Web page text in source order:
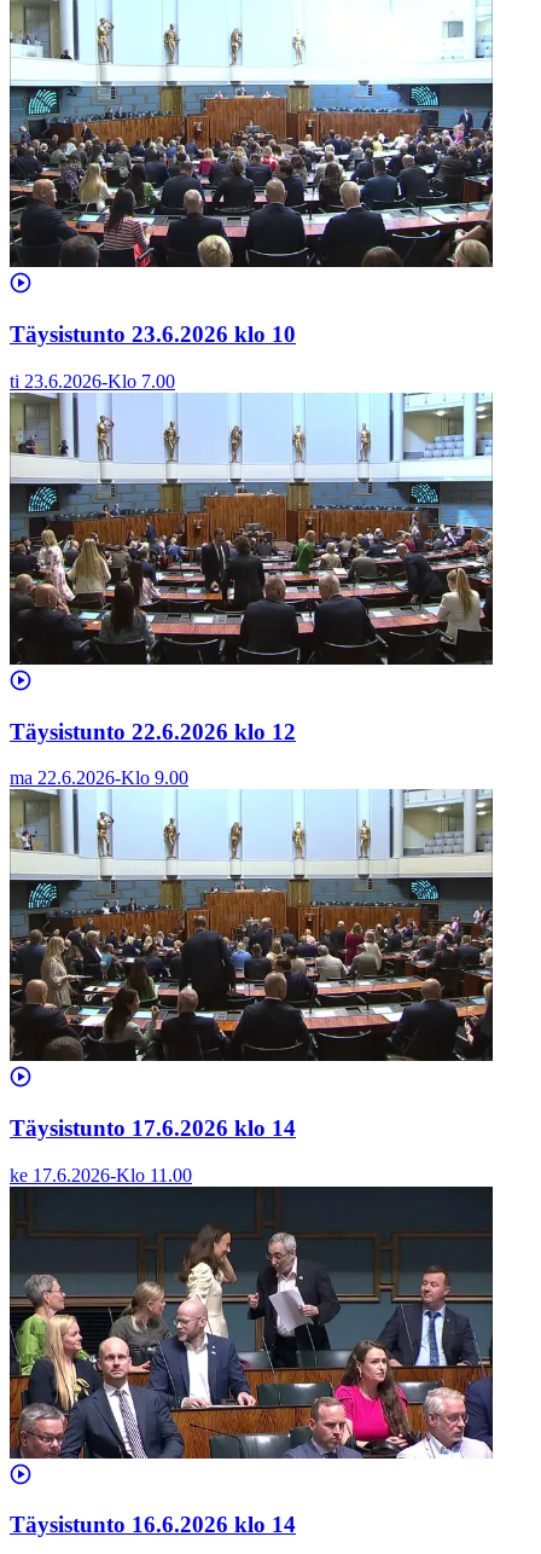
Täysistunto 23.6.2026 klo 10
ti 23.6.2026-Klo 7.00
Täysistunto 22.6.2026 klo 12
ma 22.6.2026-Klo 9.00
Täysistunto 17.6.2026 klo 14
ke 17.6.2026-Klo 11.00
Täysistunto 16.6.2026 klo 14